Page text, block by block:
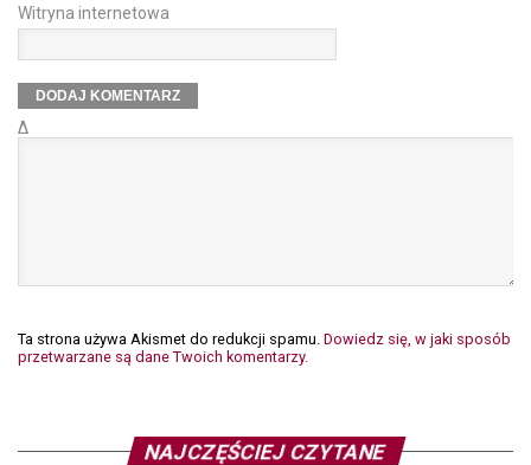
Witryna internetowa
Δ
Ta strona używa Akismet do redukcji spamu. Dowiedz się, w jaki sposób
przetwarzane są dane Twoich komentarzy.
NAJCZĘŚCIEJ CZYTANE